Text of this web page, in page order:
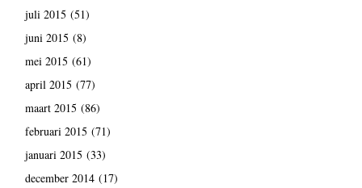
juli 2015 (51)
juni 2015 (8)
mei 2015 (61)
april 2015 (77)
maart 2015 (86)
februari 2015 (71)
januari 2015 (33)
december 2014(17)